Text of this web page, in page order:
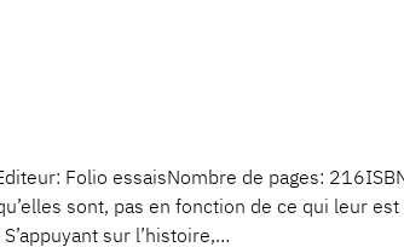
Folio essaisNombre de pages:
sont, pas en fonction de ce qui leur
sur l’histoire,…